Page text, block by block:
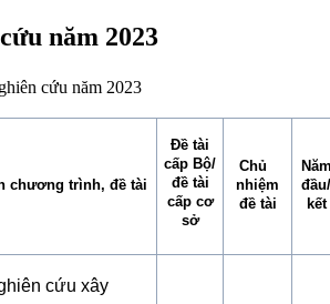
năm 2023
cứu năm 2023
chương trình, đề tài
Đề tài
cấp Bộ/
đề tài
cấp cơ
sở
Chủ
nhiệm
đề tài
cứu xây